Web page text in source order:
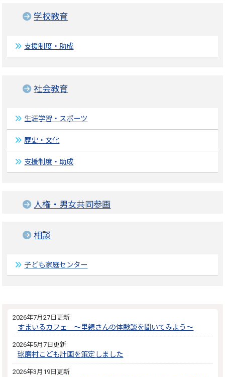
学校教育
支援制度・助成
社会教育
生涯学習・スポーツ
歴史・文化
支援制度・助成
人権・男女共同参画
相談
子ども家庭センター
2026年7月27日更新
すまいるカフェ ～里親さんの体験談を聞いてみよう～
2026年5月7日更新
球磨村こども計画を策定しました
2026年3月19日更新